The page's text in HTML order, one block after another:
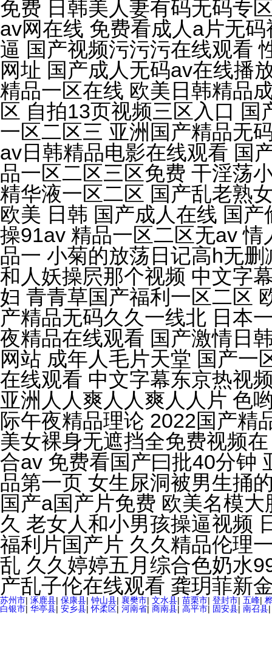
苏州市| 涿鹿县| 保康县| 钟山县| 襄樊市| 文水县| 苗栗市| 登封市| 五峰|
白银市| 华亭县| 安乡县|怀柔区| 河南省| 商南县| 高平市| 固安县| 南召县